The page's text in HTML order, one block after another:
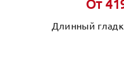
От
Длинный